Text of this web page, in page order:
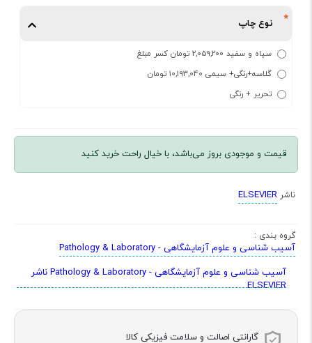
نوع چاپ
سیاه و سفید 2,059,200 تومان کسر مبلغ
گلاسه+رنگی+ سیمی 10,193,040 تومان
تحریر + رنگی
قیمت و موجودی بروز می‌باشد، با خیال راحت خرید کنید
ناشر ELSEVIER
گروه بندی :
آسیب شناسی و علوم آزمایشگاهی - Pathology & Laboratory
آسیب شناسی و علوم آزمایشگاهی - Pathology & Laboratory ناشر
ELSEVIER
گارانتی اصالت و سلامت فیزیکی کالا